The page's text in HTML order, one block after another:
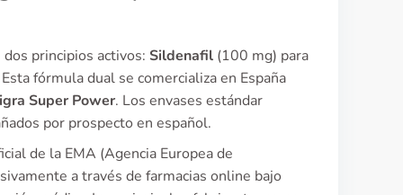
principios activos: Sildenafil (100 mg) para
fórmula dual se comercializa en España
Super Power. Los envases estándar
por prospecto en español.
de la EMA (Agencia Europea de
a través de farmacias online bajo